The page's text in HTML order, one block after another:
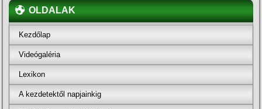
OLDALAK
Kezdőlap
Videógaléria
Lexikon
A kezdetektől napjainkig